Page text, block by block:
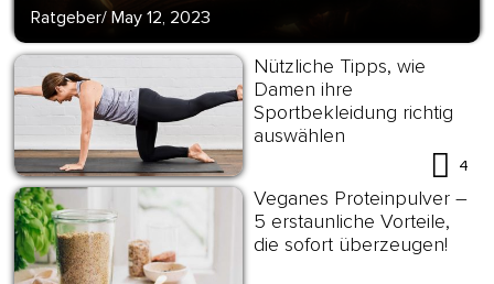
Ratgeber/ May 12, 2023
Nützliche Tipps, wie
Damen ihre
Sportbekleidung richtig
auswählen
4
Veganes Proteinpulver –
5 erstaunliche Vorteile,
die sofort überzeugen!